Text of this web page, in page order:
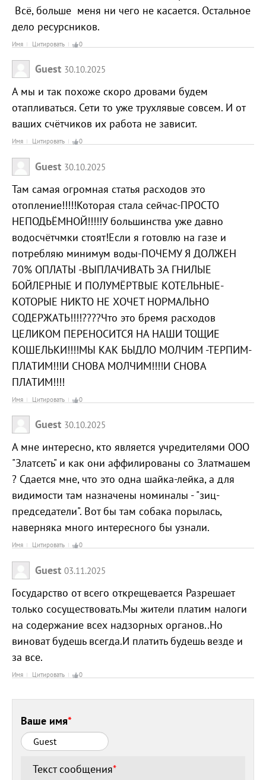
Всё, больше меня ни чего не касается. Остальное
дело ресурсников.
Имя Цитировать 0
Guest 30.10.2025
А мы и так похоже скоро дровами будем
отапливаться. Сети то уже трухлявые совсем. И от
ваших счётчиков их работа не зависит.
Имя Цитировать 0
Guest 30.10.2025
Там самая огромная статья расходов это
отопление!!!!!Которая стала сейчас-ПРОСТО
НЕПОДЬЁМНОЙ!!!!!У большинства уже давно
водосчётчмки стоят!Если я готовлю на газе и
потребляю минимум воды-ПОЧЕМУ Я ДОЛЖЕН
70% ОПЛАТЫ -ВЫПЛАЧИВАТЬ ЗА ГНИЛЫЕ
БОЙЛЕРНЫЕ И ПОЛУМЁРТВЫЕ КОТЕЛЬНЫЕ-
КОТОРЫЕ НИКТО НЕ ХОЧЕТ НОРМАЛЬНО
СОДЕРЖАТЬ!!!!????Что это бремя расходов
ЦЕЛИКОМ ПЕРЕНОСИТСЯ НА НАШИ ТОЩИЕ
КОШЕЛЬКИ!!!!МЫ КАК БЫДЛО МОЛЧИМ -ТЕРПИМ-
ПЛАТИМ!!!И СНОВА МОЛЧИМ!!!!И СНОВА
ПЛАТИМ!!!!
Имя Цитировать 0
Guest 30.10.2025
А мне интересно, кто является учредителями ООО
"Златсеть" и как они аффилированы со Златмашем
? Сдается мне, что это одна шайка-лейка, а для
видимости там назначены номиналы - "зиц-
председатели". Вот бы там собака порылась,
наверняка много интересного бы узнали.
Имя Цитировать 0
Guest 03.11.2025
Государство от всего открещевается Разрешает
только сосуществовать.Мы жители платим налоги
на содержание всех надзорных органов..Но
виноват будешь всегда.И платить будешь везде и
за все.
Имя Цитировать 0
Ваше имя*
Текст сообщения*